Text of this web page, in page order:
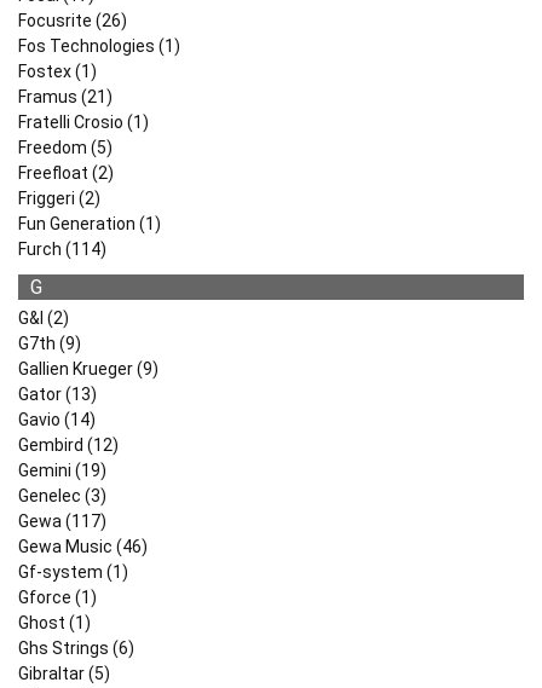
Focusrite (26)
Fos Technologies (1)
Fostex (1)
Framus (21)
Fratelli Crosio (1)
Freedom (5)
Freefloat (2)
Friggeri (2)
Fun Generation (1)
Furch (114)
G
G&l (2)
G7th (9)
Gallien Krueger (9)
Gator (13)
Gavio (14)
Gembird (12)
Gemini (19)
Genelec (3)
Gewa (117)
Gewa Music (46)
Gf-system (1)
Gforce (1)
Ghost (1)
Ghs Strings (6)
Gibraltar (5)